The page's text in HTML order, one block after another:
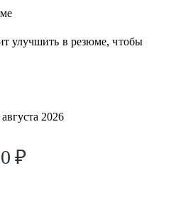
улучшить в резюме, чтобы
августа 2026
₽